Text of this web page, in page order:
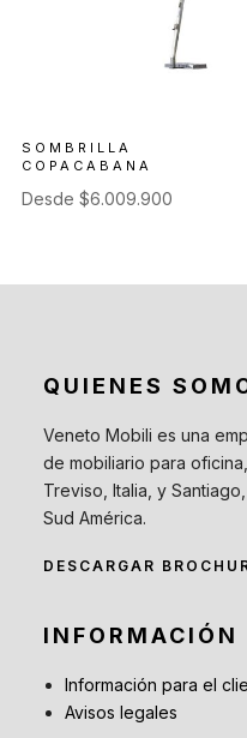
SOMBRILLA
COPACABANA
Desde $6.009.900
QUIENES
Veneto Mobili es una
de mobiliario para
Treviso, Italia, y
Sud América.
DESCARGAR
INFORMACIÓN
Información para el
Avisos legales